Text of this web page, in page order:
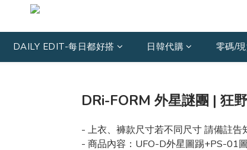
DAILY EDIT-每日都好搭 日韓代購 零碼/
DRi-FORM 外星謎團 | 狂
- 上衣、褲款尺寸若不同尺寸 請備註告
- 商品內容：UFO-D外星圖踢+PS-01